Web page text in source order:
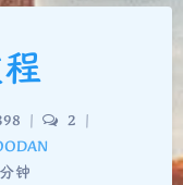
| 2 |
钟